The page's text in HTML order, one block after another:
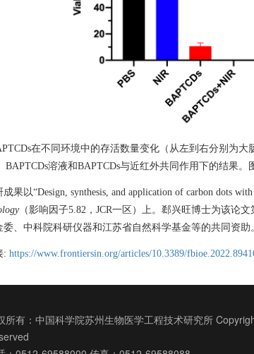
在不同环境中的存活数量变化（从左到右分别为大
BAPTCDs溶液和BAPTCDs与近红外共同作用下的结果。
成果以“Design, synthesis, and application of carbon dots
（影响因子5.82 ， JCR一区）上。郄兴旺博士为该论
委、中科院科研仪器和江苏省自然科学基金等的共同资助
: https://www.frontiersin.org/articles/10.3389/
所有：中国科学院苏州生物医学工程技术研究所